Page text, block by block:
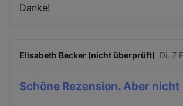
Danke!
Elisabeth Becker (nicht überprüft) Di. 7
Schöne Rezension. Aber nicht